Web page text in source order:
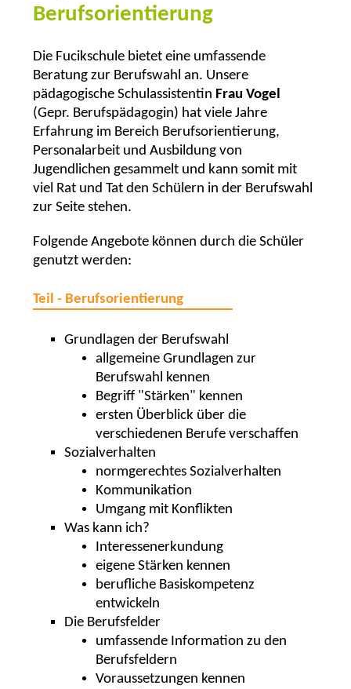
Berufsorientierung
Die Fucikschule bietet eine umfassende
Beratung zur Berufswahl an. Unsere
pädagogische Schulassistentin Frau Vogel
(Gepr. Berufspädagogin) hat viele Jahre
Erfahrung im Bereich Berufsorientierung,
Personalarbeit und Ausbildung von
Jugendlichen gesammelt und kann somit mit
viel Rat und Tat den Schülern in der Berufswahl
zur Seite stehen.
Folgende Angebote können durch die Schüler
genutzt werden:
Teil - Berufsorientierung
Grundlagen der Berufswahl
allgemeine Grundlagen zur
Berufswahl kennen
Begriff "Stärken" kennen
ersten Überblick über die
verschiedenen Berufe verschaffen
Sozialverhalten
normgerechtes Sozialverhalten
Kommunikation
Umgang mit Konflikten
Was kann ich?
Interessenerkundung
eigene Stärken kennen
berufliche Basiskompetenz
entwickeln
Die Berufsfelder
umfassende Information zu den
Berufsfeldern
Voraussetzungen kennen